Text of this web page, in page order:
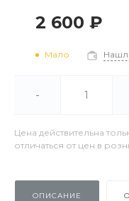
2 600 ₽
Мало
-
Цена действительна
отличаться от цен в
ОПИСАНИЕ